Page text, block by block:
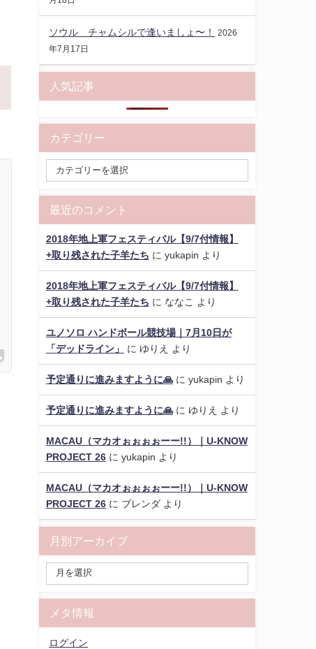
ソウル チャムシルで逢いましょ〜！
2026
年7月17日
人気記事
カテゴリー
最近のコメント
2018年地上軍フェスティバル【9/7付情報】
+取り残された子羊たち に yukapin より
2018年地上軍フェスティバル【9/7付情報】
+取り残された子羊たち に ななこ より
ユノソロ ハンドボール競技場｜7月10日が
「デッドライン」
に ゆりえ より
予定通りに進みますように🙏に yukapin より
予定通りに進みますように🙏に ゆりえ より
MACAU（マカオぉぉぉぉーー!!）｜U-KNOW
PROJECT 26に yukapin より
MACAU（マカオぉぉぉぉーー!!）｜U-KNOW
PROJECT 26に ブレンダより
月別アーカイブ
メタ情報
ログイン